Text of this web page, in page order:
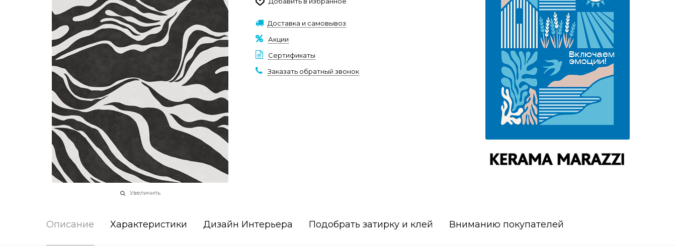
Увеличить
Доставка и самовывоз
Акции
Сертификаты
Заказать обратный звонок
Описание Характеристики Дизайн Интерьера Подобрать затирку и клей Вниманию покупателей